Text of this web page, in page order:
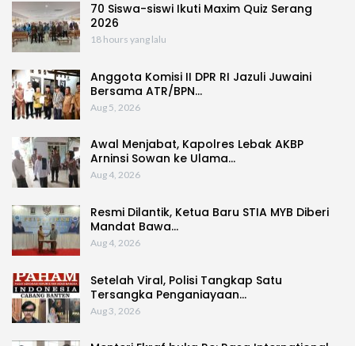
70 Siswa-siswi Ikuti Maxim Quiz Serang
2026
18 hours yang lalu
Anggota Komisi II DPR RI Jazuli Juwaini
Bersama ATR/BPN…
Aug 5, 2026
Awal Menjabat, Kapolres Lebak AKBP
Arninsi Sowan ke Ulama…
Aug 4, 2026
Resmi Dilantik, Ketua Baru STIA MYB Diberi
Mandat Bawa…
Aug 4, 2026
Setelah Viral, Polisi Tangkap Satu
Tersangka Penganiayaan…
Aug 3, 2026